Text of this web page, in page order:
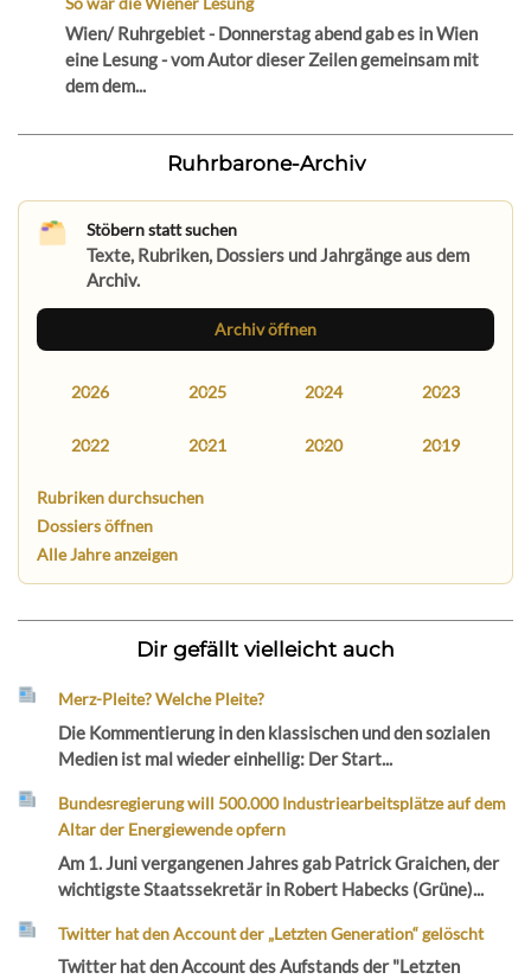
Wien/ Ruhrgebiet - Donnerstag abend gab es in Wien
eine Lesung - vom Autor dieser Zeilen gemeinsam mit
dem dem...
Ruhrbarone-Archiv
Stöbern statt suchen
Texte, Rubriken, Dossiers und Jahrgänge aus dem
Archiv.
Archiv öffnen
2026 2025 2024 2023
2022 2021 2020 2019
Rubriken durchsuchen
Dossiers öffnen
Alle Jahre anzeigen
Dir gefällt vielleicht auch
Merz-Pleite? Welche Pleite?
Die Kommentierung in den klassischen und den sozialen
Medien ist mal wieder einhellig: Der Start...
Bundesregierung will 500.000 Industriearbeitsplätze auf dem
Altar der Energiewende opfern
Am 1. Juni vergangenen Jahres gab Patrick Graichen, der
wichtigste Staatssekretär in Robert Habecks (Grüne)...
Twitter hat den Account der „Letzten Generation“ gelöscht
Twitter hat den Account des Aufstands der "Letzten